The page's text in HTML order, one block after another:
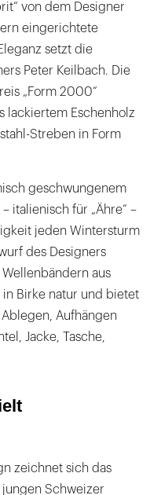
von dem Designer
eingerichtete
setzt die
Peter Keilbach. Die
„Form 2000“
lackiertem Eschenholz
Streben in Form
geschwungenem
italienisch für „Ähre“ –
jeden Wintersturm
des Designers
aus
Birke natur und bietet
Aufhängen
Jacke, Tasche,
zeichnet sich das
jungen Schweizer